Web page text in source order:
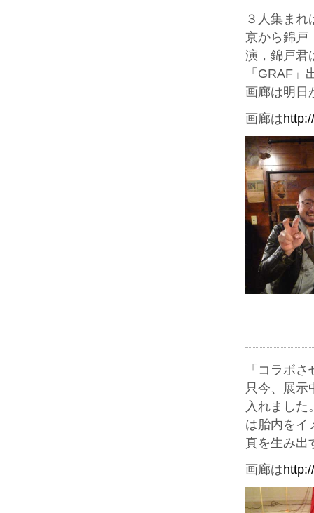
３人集ま
京から錦戸
演，錦戸君
「GRAF」
画廊は明日
画廊は
「コラボ
只今、展示
入れました
は胎内をイ
真を生み出
画廊は